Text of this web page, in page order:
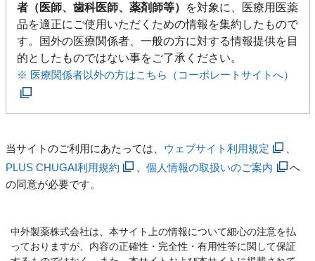
者（医師、歯科医師、薬剤師等）
を対象に、医療用医薬
品を適正にご使用いただくための情報を集約したもので
す。国外の医療関係者、一般の方に対する情報提供を目
的としたものではない事をご了承ください。
※ 医療関係者以外の方はこちら（コーポレートサイトへ）
当サイトのご利用にあたっては、 ウェブサイト利用規定
PLUS CHUGAI利用規約
、個人情報の取扱いのご案内
へ
の同意が必要です。
中外製薬株式会社は、本サイト上の情報について細心の注意を払
っておりますが、内容の正確性・完全性・有用性等に関して保証